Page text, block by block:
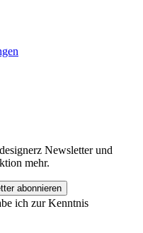
Newsletter und
mehr.
abonnieren
ich zur Kenntnis